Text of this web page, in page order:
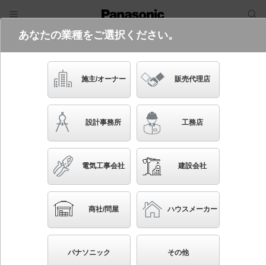
電気・建築設備（ビジネス）
フリーワード
品番・キーワード
かんたん照度計算
LGB15003F
天井吊下型 LED（電球色） ダイニング用ペンダン
ト ガラスセードタイプ・直付タイプ LED電球交換
型 白熱電球40形1灯器具相当
あなたの業種をご選択ください。
施主/オーナー 販売代理店
設計事務所 工務店
電気工事会社 建設会社
商社/問屋 ハウスメーカー
パナソニック その他